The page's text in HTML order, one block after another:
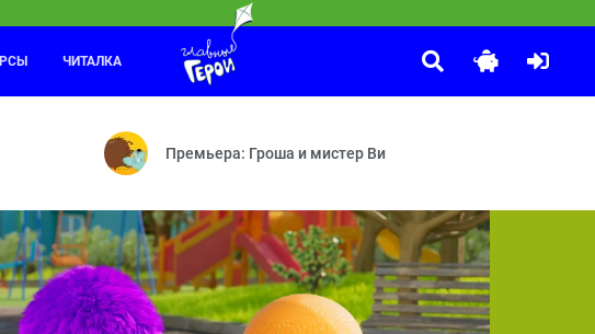
Рождения — Игровая площадка — Фокус-покус
ночи, малыши!» теперь не только укладывают детей спать. Они с
Маша и Медведь
Осторожно, ремонт! — Витамин роста — Новая метла —
ЧИТАЛКА
Премьера: Гроша и мистер Ви